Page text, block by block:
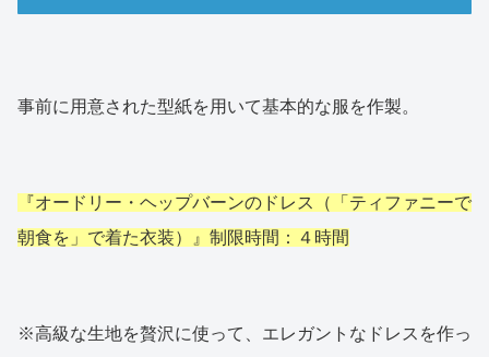
事前に用意された型紙を用いて基本的な服を作製。
『オードリー・ヘップバーンのドレス（「ティファニーで
朝食を」で着た衣装）』制限時間：４時間
※高級な生地を贅沢に使って、エレガントなドレスを作っ